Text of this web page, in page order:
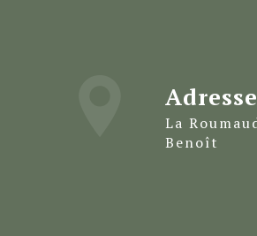
Adresse
La Roumaude 11230 Saint-
Benoît